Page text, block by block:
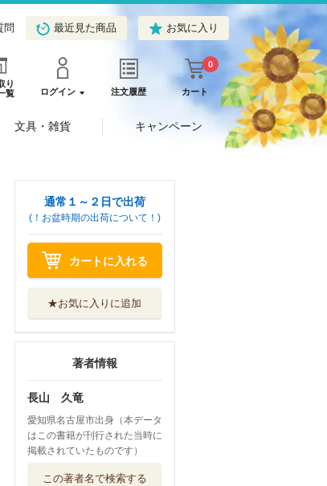
問 最近見た商品 お気に入り
り
覧
ログイン 注文履歴 カート
0
文具・雑貨 キャンペーン
通常１～２日で出荷
(！お盆時期の出荷について！)
カートに入れる
★お気に入りに追加
著者情報
長山 久竜
愛知県名古屋市出身（本データ
はこの書籍が刊行された当時に
掲載されていたものです）
この著者名で検索する